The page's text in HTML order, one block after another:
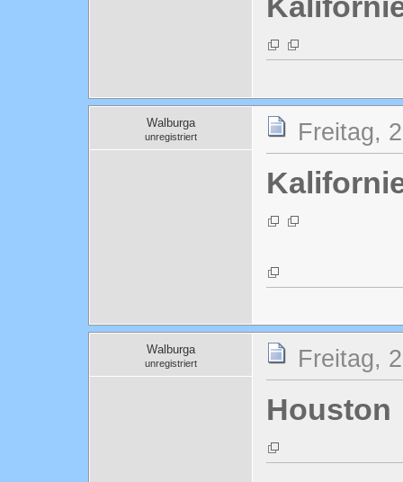
Walburga
unregistriert Freitag,
Walburga
unregistriert Freitag,
Houston